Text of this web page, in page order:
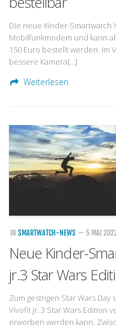
Die neue Kinder-Smartwatch
Mobilfunkmodem und kann
150 Euro bestellt werden. Im
bessere Kamera[…]
Weiterlesen
IN SMARTWATCH-NEWS — 5 MAI
Neue Kinder-
jr.3 Star Wars
Zum gestrigen Star Wars
Vivofit jr. 3 Star Wars Edition
erworben werden kann.